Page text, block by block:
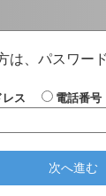
は、パスワー
レス 電話番号